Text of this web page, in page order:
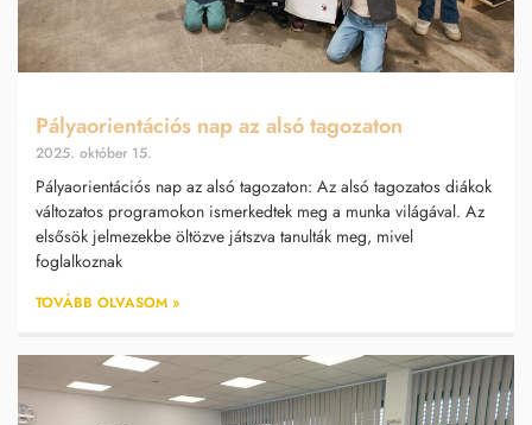
Pályaorientációs nap az alsó tagozaton
2025. október 15.
Pályaorientációs nap az alsó tagozaton: Az alsó tagozatos diákok
változatos programokon ismerkedtek meg a munka világával. Az
elsősök jelmezekbe öltözve játszva tanulták meg, mivel
foglalkoznak
TOVÁBB OLVASOM »